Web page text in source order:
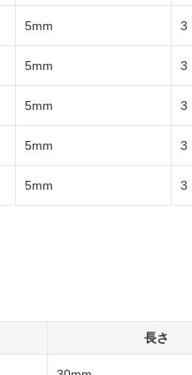
5mm 3
5mm 3
5mm 3
5mm 3
5mm 3
長さ